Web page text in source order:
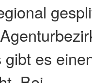
es